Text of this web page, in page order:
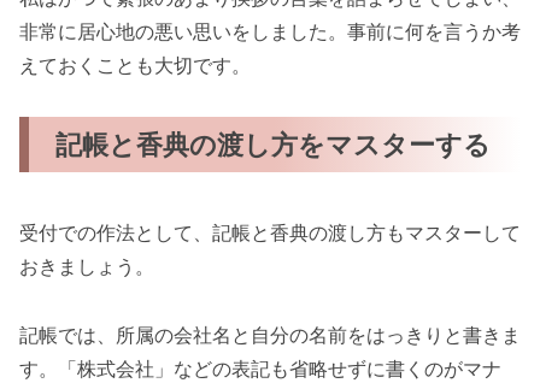
非常に居心地の悪い思いをしました。事前に何を言うか考
えておくことも大切です。
記帳と香典の渡し方をマスターする
受付での作法として、記帳と香典の渡し方もマスターして
おきましょう。
記帳では、所属の会社名と自分の名前をはっきりと書きま
す。「株式会社」などの表記も省略せずに書くのがマナ